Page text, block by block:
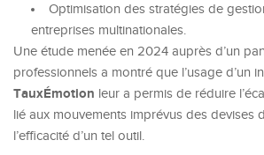
Optimisation des stratégies de
entreprises multinationales.
Une étude menée en 2024 auprès d’un
professionnels a montré que l’usage d’un
TauxÉmotion leur a permis de réduire
lié aux mouvements imprévus des devises
l’efficacité d’un tel outil.